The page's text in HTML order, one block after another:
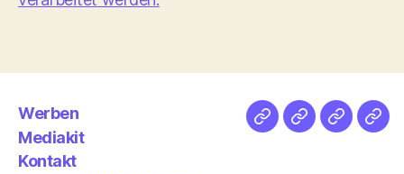
Werben
Mediakit
Kontakt
NetzMedien